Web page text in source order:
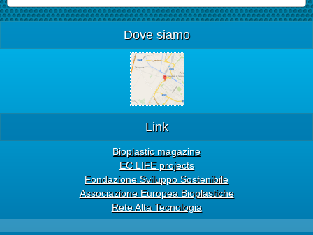
Dove siamo
Link
Bioplastic magazine
EC LIFE projects
Fondazione Sviluppo Sostenibile
Associazione Europea Bioplastiche
Rete Alta Tecnologia